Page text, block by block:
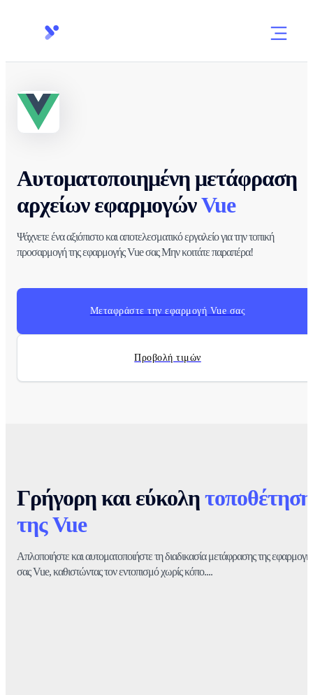
Αυτοματοποιημένη μετάφραση
αρχείων εφαρμογώνVue
Ψάχνετε ένα αξιόπιστο και αποτελεσματικό εργαλείο για την τοπική
προσαρμογή της εφαρμογής Vue σας Μην κοιτάτε παραπέρα!
Μεταφράστε την εφαρμογή Vue σας
Προβολή τιμών
Γρήγορη και εύκολητοποθέτηση
της Vue
Απλοποιήστε και αυτοματοποιήστε τη διαδικασία μετάφρασης της
σας Vue, καθιστώντας τον εντοπισμό χωρίς κόπο....